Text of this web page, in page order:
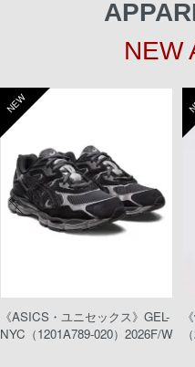
NEW
NEW
《ASICS・ユニセックス》GEL-
NYC（1201A789-020）2026F/W